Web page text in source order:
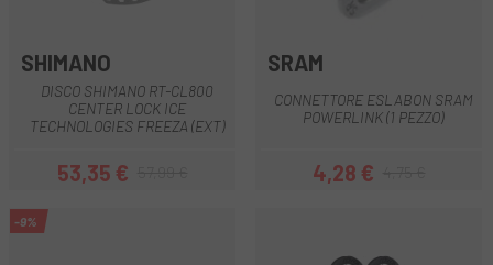
SHIMANO
DISCO SHIMANO RT-CL800
CENTER LOCK ICE
TECHNOLOGIES FREEZA (EXT)
Prezzo
53,35 €Prezzo base
SRAM
CONNETTORE ESLABON SRAM
POWERLINK (1 PEZZO)
Prezzo
4,28 €Prezzo base
-9%